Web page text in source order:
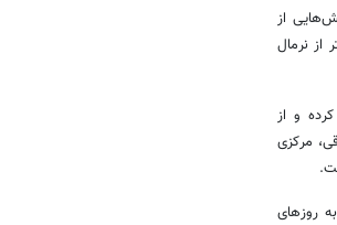
و بخش‌هایی از
نرمال
و از
مرکزی
روزهای